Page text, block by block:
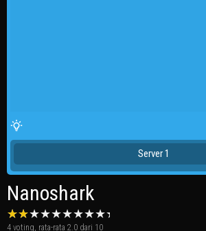
Server 1
Nanoshark
4 voting, rata-rata 2.0 dari 10